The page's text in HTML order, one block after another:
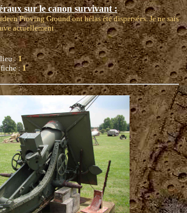
sur le canon survivant :
Proving Ground ont hélas été dispersées. Je ne sais
actuellement
lieu :1
: 1